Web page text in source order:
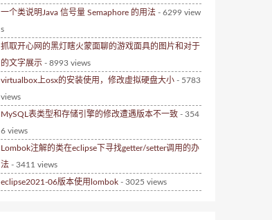
一个类说明Java 信号量 Semaphore 的用法 - 6299 view
s
抓取开心网的黑灯瞎火蒙面聊的游戏面具的图片和对于
的文字展示 - 8993 views
virtualbox上osx的安装使用，修改虚拟硬盘大小 - 5783
views
MySQL表类型和存储引擎的修改遭遇版本不一致 - 354
6 views
Lombok注解的类在eclipse下寻找getter/setter调用的办
法 - 3411 views
eclipse2021-06版本使用lombok - 3025 views